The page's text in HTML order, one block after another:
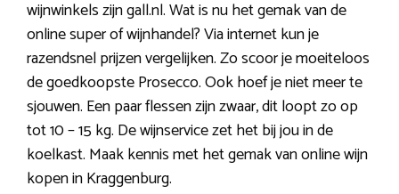
wijnwinkels zijn gall.nl. Wat is nu het gemak van de
online super of wijnhandel? Via internet kun je
razendsnel prijzen vergelijken. Zo scoor je moeiteloos
de goedkoopste Prosecco. Ook hoef je niet meer te
sjouwen. Een paar flessen zijn zwaar, dit loopt zo op
tot 10 – 15 kg. De wijnservice zet het bij jou in de
koelkast. Maak kennis met het gemak van online wijn
kopen in Kraggenburg.